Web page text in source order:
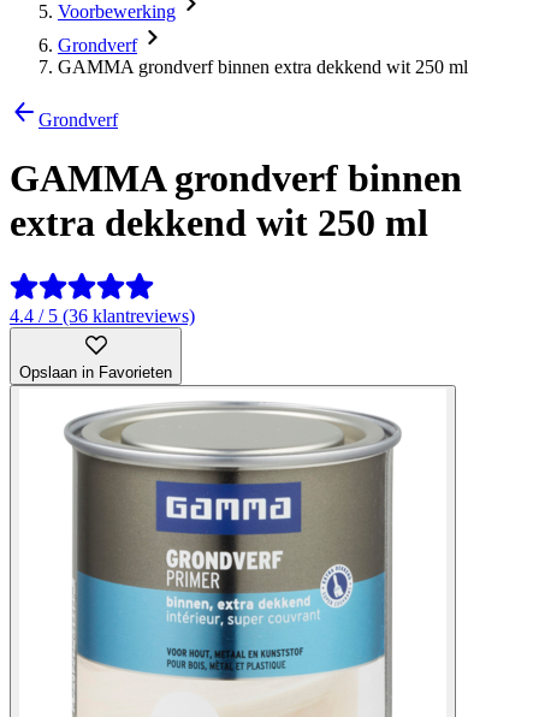
Voorbewerking
Grondverf
GAMMA grondverf binnen extra dekkend wit 250 ml
Grondverf
GAMMA grondverf binnen
extra dekkend wit 250 ml
4.4 / 5 (36 klantreviews)
Opslaan in Favorieten